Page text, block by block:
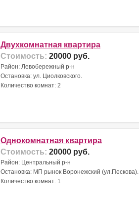
Двухкомнатная квартира
Стоимость: 20000 руб.
Район: Левобережный р-н
Остановка: ул. Циолковского.
Количество комнат: 2
Однокомнатная квартира
Стоимость: 20000 руб.
Район: Центральный р-н
Остановка: МП рынок Воронежский (ул.Пескова).
Количество комнат: 1